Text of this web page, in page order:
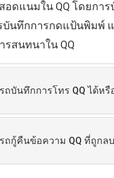
อดแนมใน QQ โดยกา
บันทึกการกดแป้นพิมพ์
รสนทนาใน QQ
บันทึกการโทร QQ ได้หรื
กู้คืนข้อความ QQ ที่ถูกล